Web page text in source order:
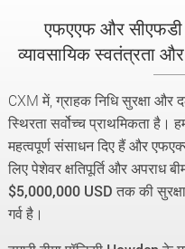
एफएएफ और सीएफडी
व्यावसायिक स्वतंत्रता
CXM में, ग्राहक निधि सुरक्षा
स्थिरता सर्वोच्च प्राथमिकता है।
महत्वपूर्ण संसाधन दिए हैं और
लिए पेशेवर क्षतिपूर्ति और अपराध
$5,000,000 USD तक की
गर्व है।